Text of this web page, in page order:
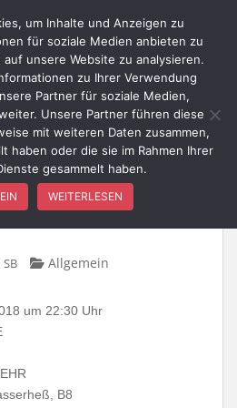
–
B8
SB Allgemein
um 22:30 Uhr
B8
um Inhalte und Anzeigen zu
für soziale Medien anbieten zu
unsere Website zu analysieren.
zu Ihrer Verwendung
Partner für soziale Medien,
Unsere Partner führen diese
mit weiteren Daten zusammen,
haben oder die sie im Rahmen Ihrer
gesammelt haben.
WEITERLESEN